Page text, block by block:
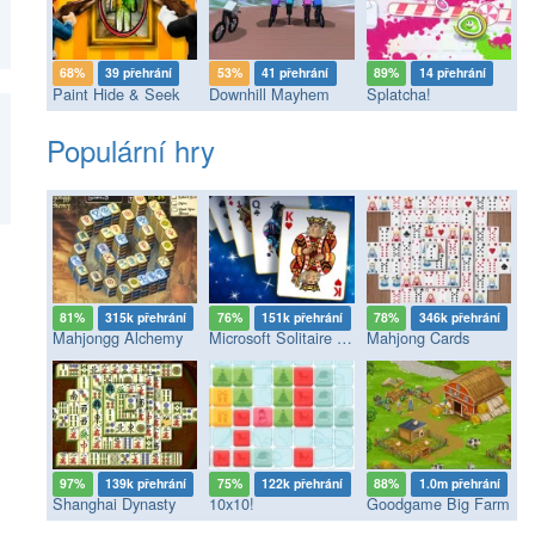
68% 39 přehrání
Paint Hide & Seek
53% 41 přehrání
Downhill Mayhem
89% 14 přehrání
Splatcha!
Populární hry
81% 315k přehrání
Mahjongg Alchemy
76% 151k přehrání
Microsoft Solitaire Collection
78% 346k přehrání
Mahjong Cards
97% 139k přehrání
Shanghai Dynasty
75% 122k přehrání
10x10!
88% 1.0m přehrání
Goodgame Big Farm